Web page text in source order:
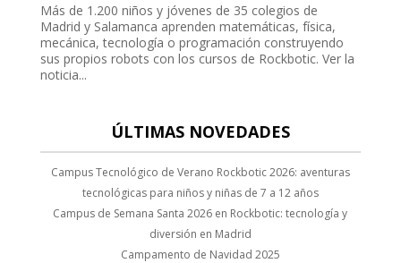
Más de 1.200 niños y jóvenes de 35 colegios de
Madrid y Salamanca aprenden matemáticas, física,
mecánica, tecnología o programación construyendo
sus propios robots con los cursos de Rockbotic. Ver la
noticia...
ÚLTIMAS NOVEDADES
Campus Tecnológico de Verano Rockbotic 2026: aventuras
tecnológicas para niños y niñas de 7 a 12 años
Campus de Semana Santa 2026 en Rockbotic: tecnología y
diversión en Madrid
Campamento de Navidad 2025